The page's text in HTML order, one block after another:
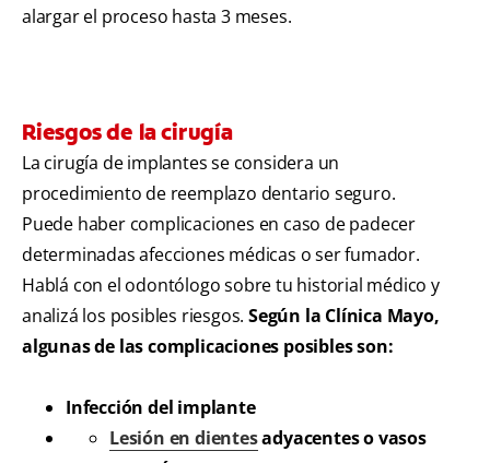
alargar el proceso hasta 3 meses.
Riesgos de la cirugía
La cirugía de implantes se considera un
procedimiento de reemplazo dentario seguro.
Puede haber complicaciones en caso de padecer
determinadas afecciones médicas o ser fumador.
Hablá con el odontólogo sobre tu historial médico y
analizá los posibles riesgos.Según la Clínica Mayo,
algunas de las complicaciones posibles son:
Infección del implante
Lesión en dientesadyacentes o vasos